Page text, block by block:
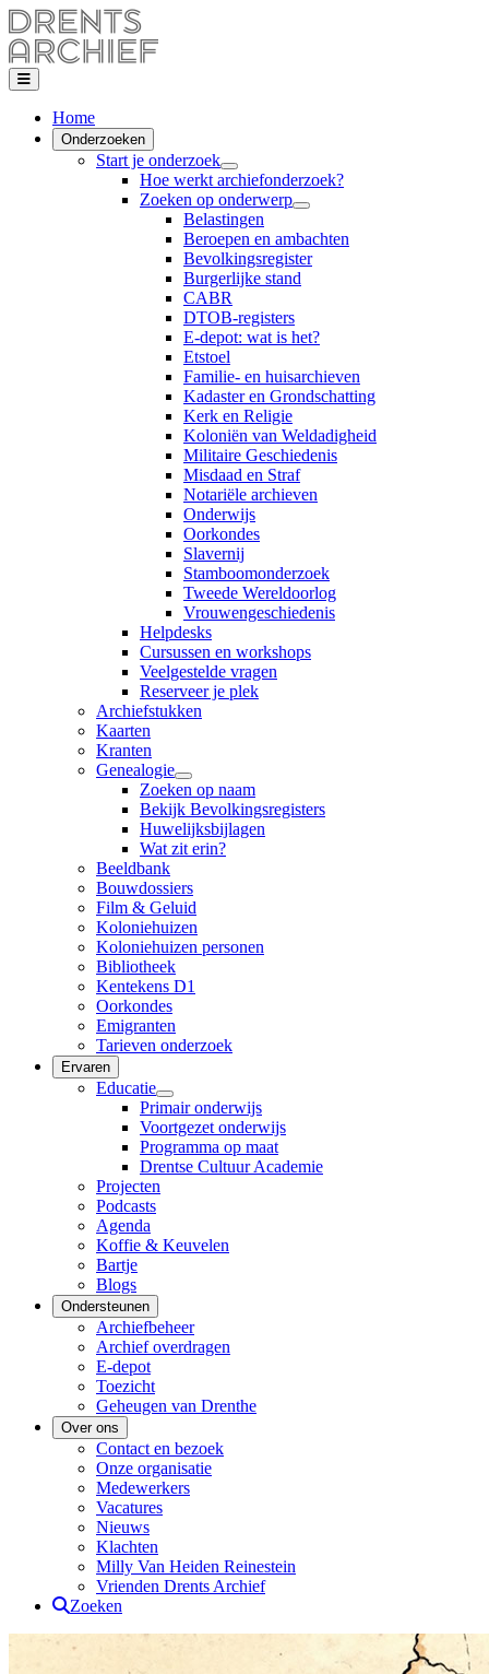
Home
Onderzoeken
Start je onderzoek
Hoe werkt archiefonderzoek?
Zoeken op onderwerp
Belastingen
Beroepen en ambachten
Bevolkingsregister
Burgerlijke stand
CABR
DTOB-registers
E-depot: wat is het?
Etstoel
Familie- en huisarchieven
Kadaster en Grondschatting
Kerk en Religie
Koloniën van Weldadigheid
Militaire Geschiedenis
Misdaad en Straf
Notariële archieven
Onderwijs
Oorkondes
Slavernij
Stamboomonderzoek
Tweede Wereldoorlog
Vrouwengeschiedenis
Helpdesks
Cursussen en workshops
Veelgestelde vragen
Reserveer je plek
Archiefstukken
Kaarten
Kranten
Genealogie
Zoeken op naam
Bekijk Bevolkingsregisters
Huwelijksbijlagen
Wat zit erin?
Beeldbank
Bouwdossiers
Film & Geluid
Koloniehuizen
Koloniehuizen personen
Bibliotheek
Kentekens D1
Oorkondes
Emigranten
Tarieven onderzoek
Ervaren
Educatie
Primair onderwijs
Voortgezet onderwijs
Programma op maat
Drentse Cultuur Academie
Projecten
Podcasts
Agenda
Koffie & Keuvelen
Bartje
Blogs
Ondersteunen
Archiefbeheer
Archief overdragen
E-depot
Toezicht
Geheugen van Drenthe
Over ons
Contact en bezoek
Onze organisatie
Medewerkers
Vacatures
Nieuws
Klachten
Milly Van Heiden Reinestein
Vrienden Drents Archief
Zoeken
Drents Archief